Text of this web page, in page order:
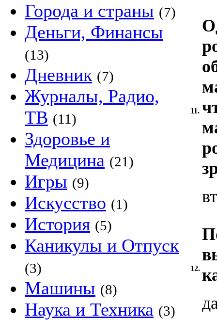
Города и страны (7)
Деньги, Финансы
(13)
Дневник (7)
Журналы, Радио,
ТВ (11)
Здоровье и
Медицина (21)
Игры (9)
Искусство (1)
История (5)
Каникулы и Отпуск
(3)
Машины (8)
Наука и Техника (3)
11.
12.